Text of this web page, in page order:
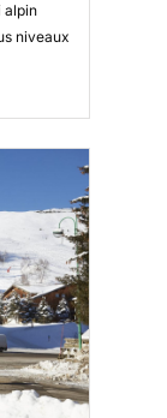
alpin
niveaux